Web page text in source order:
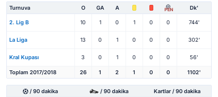
Turnuva O GA A PEN Dk'
2. Lig B 10 1 0 1 0 0 744'
La Liga 13 0 1 0 0 0 302'
Kral Kupası 3 0 1 0 0 0 56'
Toplam 2017/2018 26 1 2 1 0 0 1102'
/ 90 dakika / 90 dakika Kartlar / 90 dakika